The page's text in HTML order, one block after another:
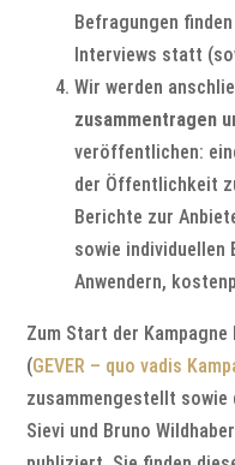
Befragungen
Interviews statt
Wir werden
zusammentragen
veröffentlichen:
der Öffentlichkeit
Berichte zur
sowie individuellen
Anwendern,
Zum Start der
(GEVER – quo vadis
zusammengestellt sowie
Sievi und Bruno